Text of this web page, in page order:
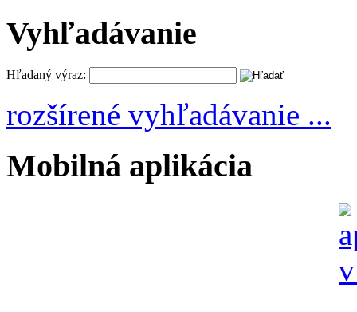
Vyhľadávanie
Hľadaný výraz:
rozšírené vyhľadávanie ...
Mobilná aplikácia